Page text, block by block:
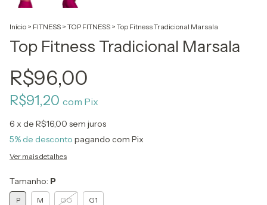
Início > FITNESS > TOP FITNESS > Top Fitness Tradicional Marsala
Top Fitness Tradicional Marsala
R$96,00
R$91,20 com Pix
6 x de R$16,00 sem juros
5% de desconto pagando com Pix
Ver mais detalhes
Tamanho: P
P M GG G1